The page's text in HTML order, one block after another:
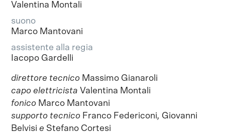
Valentina Montali
suono
Marco Mantovani
assistente alla regia
Iacopo Gardelli
direttore tecnico Massimo Gianaroli
capo elettricista Valentina Montali
fonico Marco Mantovani
supporto tecnico Franco Federiconi, Giovanni
Belvisie Stefano Cortesi